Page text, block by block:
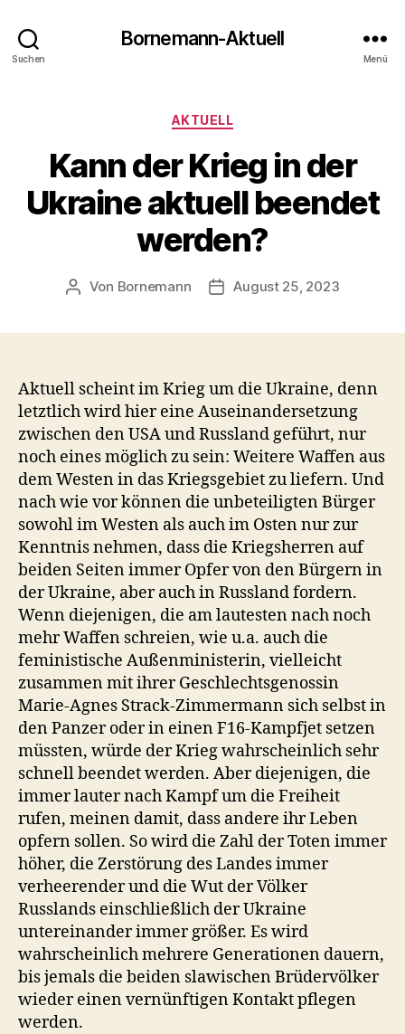
Suchen
Bornemann-Aktuell
Menü
Kategorien
AKTUELL
Kann der Krieg in der
Ukraine aktuell beendet
werden?
Beitragsautor
Von Bornemann Veröffentlichungsdatum
August 25, 2023
Aktuell scheint im Krieg um die Ukraine, denn
letztlich wird hier eine Auseinandersetzung
zwischen den USA und Russland geführt, nur
noch eines möglich zu sein: Weitere Waffen aus
dem Westen in das Kriegsgebiet zu liefern. Und
nach wie vor können die unbeteiligten Bürger
sowohl im Westen als auch im Osten nur zur
Kenntnis nehmen, dass die Kriegsherren auf
beiden Seiten immer Opfer von den Bürgern in
der Ukraine, aber auch in Russland fordern.
Wenn diejenigen, die am lautesten nach noch
mehr Waffen schreien, wie u.a. auch die
feministische Außenministerin, vielleicht
zusammen mit ihrer Geschlechtsgenossin
Marie-Agnes Strack-Zimmermann sich selbst in
den Panzer oder in einen F16-Kampfjet setzen
müssten, würde der Krieg wahrscheinlich sehr
schnell beendet werden. Aber diejenigen, die
immer lauter nach Kampf um die Freiheit
rufen, meinen damit, dass andere ihr Leben
opfern sollen. So wird die Zahl der Toten immer
höher, die Zerstörung des Landes immer
verheerender und die Wut der Völker
Russlands einschließlich der Ukraine
untereinander immer größer. Es wird
wahrscheinlich mehrere Generationen dauern,
bis jemals die beiden slawischen Brüdervölker
wieder einen vernünftigen Kontakt pflegen
werden.